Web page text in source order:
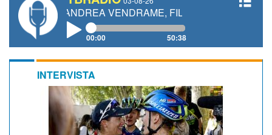
ANDREA VENDRAME, FILIPPO FIORELLI
00:00 50:38
INTERVISTA